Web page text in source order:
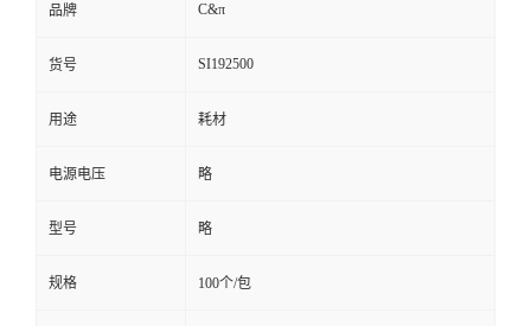
品牌 C&π
货号 SI192500
用途 耗材
电源电压 略
型号 略
规格 100个/包